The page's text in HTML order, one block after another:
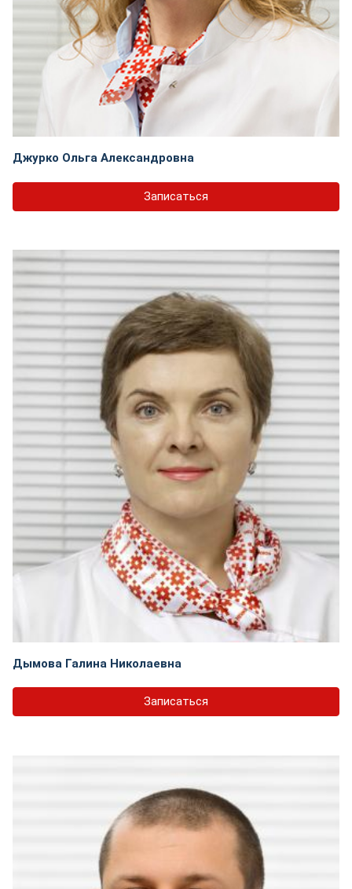
Джурко Ольга Александровна
Записаться
Дымова Галина Николаевна
Записаться